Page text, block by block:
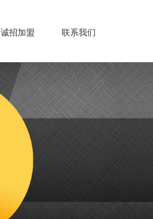
诚招加盟 联系我们